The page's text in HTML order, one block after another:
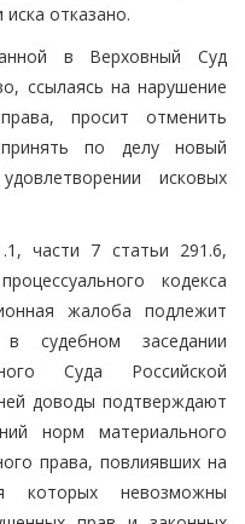
отказано.
в Верховный Суд
ссылаясь на нарушение
просит отменить
по делу новый
исковых
части 7 статьи 291.6,
кодекса
жалоба подлежит
судебном заседании
Суда Российской
доводы подтверждают
норм материального
права, повлиявших на
которых невозможны